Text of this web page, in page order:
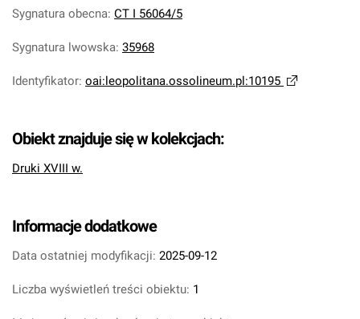
Sygnatura obecna: CT I 56064/5
Sygnatura lwowska: 35968
Identyfikator: oai:leopolitana.ossolineum.pl:10195
Obiekt znajduje się w kolekcjach:
Druki XVIII w.
Informacje dodatkowe
Data ostatniej modyfikacji: 2025-09-12
Liczba wyświetleń treści obiektu: 1